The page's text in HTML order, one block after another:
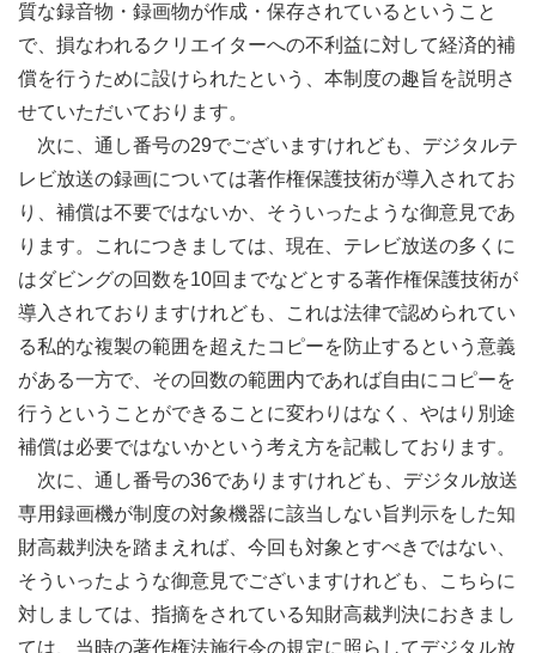
質な録音物・録画物が作成・保存されているということ
で、損なわれるクリエイターへの不利益に対して経済的補
償を行うために設けられたという、本制度の趣旨を説明さ
せていただいております。
次に、通し番号の29でございますけれども、デジタルテ
レビ放送の録画については著作権保護技術が導入されてお
り、補償は不要ではないか、そういったような御意見であ
ります。これにつきましては、現在、テレビ放送の多くに
はダビングの回数を10回までなどとする著作権保護技術が
導入されておりますけれども、これは法律で認められてい
る私的な複製の範囲を超えたコピーを防止するという意義
がある一方で、その回数の範囲内であれば自由にコピーを
行うということができることに変わりはなく、やはり別途
補償は必要ではないかという考え方を記載しております。
次に、通し番号の36でありますけれども、デジタル放送
専用録画機が制度の対象機器に該当しない旨判示をした知
財高裁判決を踏まえれば、今回も対象とすべきではない、
そういったような御意見でございますけれども、こちらに
対しましては、指摘をされている知財高裁判決におきまし
ては、当時の著作権法施行令の規定に照らしてデジタル放